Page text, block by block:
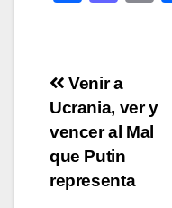
e
b
o
o
k
o
d
o
n
de
entradas
Venir a
Ucrania, ver y
vencer al Mal
que Putin
representa